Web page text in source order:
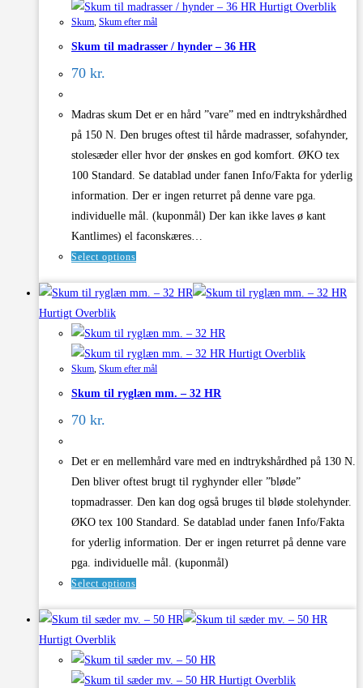
Hurtigt Overblik
Skum, Skum efter mål
Skum til madrasser / hynder – 36 HR
70 kr.
Madras skum Det er en hård ”vare” med en indtrykshårdhed
på 150 N. Den bruges oftest til hårde madrasser, sofahynder,
stolesæder eller hvor der ønskes en god komfort. ØKO tex
100 Standard. Se datablad under fanen Info/Fakta for yderlig
information. Der er ingen returret på denne vare pga.
individuelle mål. (kuponmål) Der kan ikke laves ø kant
Kantlimes) el faconskæres…
Select options
Hurtigt Overblik
Hurtigt Overblik
Skum, Skum efter mål
Skum til ryglæn mm. – 32 HR
70 kr.
Det er en mellemhård vare med en indtrykshårdhed på 130 N.
Den bliver oftest brugt til ryghynder eller ”bløde”
topmadrasser. Den kan dog også bruges til bløde stolehynder.
ØKO tex 100 Standard. Se datablad under fanen Info/Fakta
for yderlig information. Der er ingen returret på denne vare
pga. individuelle mål. (kuponmål)
Select options
Hurtigt Overblik
Hurtigt Overblik